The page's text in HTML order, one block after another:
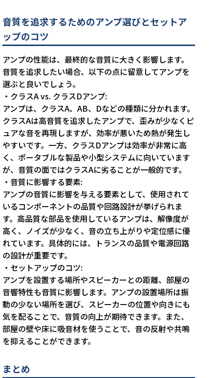
音質を追求するためのアンプ選びとセットア
ップのコツ
アンプの性能は、最終的な音質に大きく影響します。
音質を追求したい場合、以下の点に留意してアンプを
選ぶと良いでしょう。
・クラスA vs. クラスDアンプ:
アンプは、クラスA、AB、Dなどの種類に分かれます。
クラスAは高音質を追求したアンプで、歪みが少なくピ
ュアな音を再現しますが、効率が悪いため熱が発生し
やすいです。一方、クラスDアンプは効率が非常に高
く、ポータブルな製品や小型システムに向いています
が、音質の面ではクラスAに劣ることが一般的です。
・音質に影響する要素:
アンプの音質に影響を与える要素として、使用されて
いるコンポーネントの品質や回路設計が挙げられま
す。高品質な部品を使用しているアンプは、解像度が
高く、ノイズが少なく、音の立ち上がりや定位感に優
れています。具体的には、トランスの品質や電源回路
の設計が重要です。
・セットアップのコツ:
アンプを設置する場所やスピーカーとの距離、部屋の
音響特性も音質に影響します。アンプの設置場所は振
動の少ない場所を選び、スピーカーの位置や向きにも
気を配ることで、音質の向上が期待できます。また、
部屋の壁や床に吸音材を使うことで、音の反射や共鳴
を抑えることができます。
まとめ